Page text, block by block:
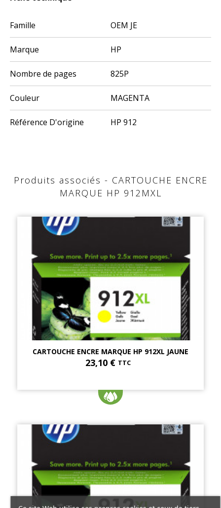
Famille OEM JE
Marque HP
Nombre de pages 825P
Couleur MAGENTA
Référence D'origine HP 912
Produits associés - CARTOUCHE ENCRE
MARQUE HP 912MXL
CARTOUCHE ENCRE MARQUE HP 912XL JAUNE
23,10 € TTC